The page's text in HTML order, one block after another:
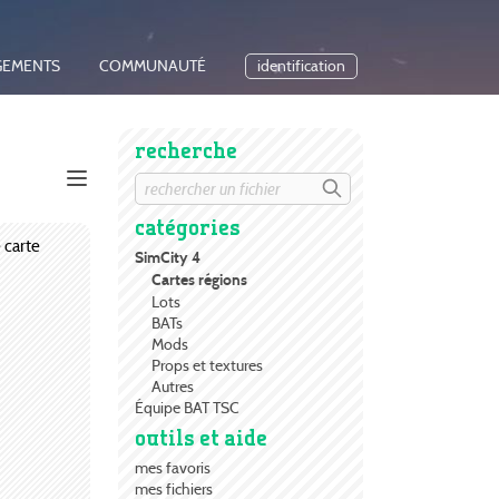
COMMUNAUTÉ identification
recherche
catégories
SimCity 4
Cartes régions
Lots
BATs
Mods
Props et textures
Autres
Équipe BAT TSC
outils et aide
mes favoris
mes fichiers
carte